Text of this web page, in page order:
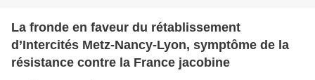
La fronde en faveur du rétablissement
d’Intercités Metz-Nancy-Lyon, symptôme de la
résistance contre la France jacobine